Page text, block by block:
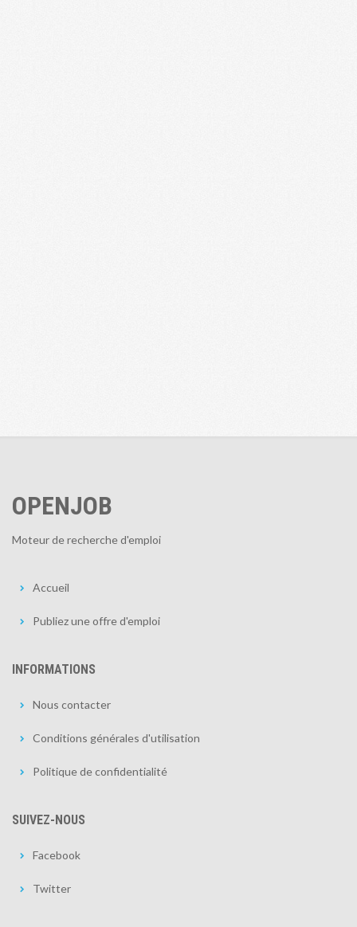
OPENJOB
Moteur de recherche d'emploi
Accueil
Publiez une offre d'emploi
INFORMATIONS
Nous contacter
Conditions générales d'utilisation
Politique de confidentialité
SUIVEZ-NOUS
Facebook
Twitter